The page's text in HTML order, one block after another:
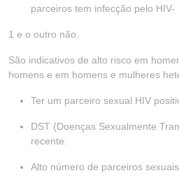
parceiros tem infecção pelo HIV-
1 e o outro não.
São indicativos de alto risco em
homens e em homens e mulheres
Ter um parceiro sexual HIV
DST (Doenças Sexualmente
recente.
Alto número de parceiros sexuais.